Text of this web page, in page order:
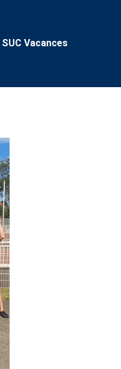
SUC Vacances